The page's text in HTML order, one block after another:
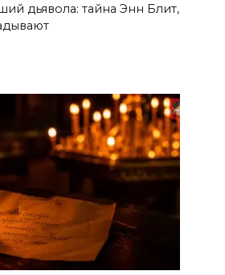
дьявола: тайна Энн Блит,